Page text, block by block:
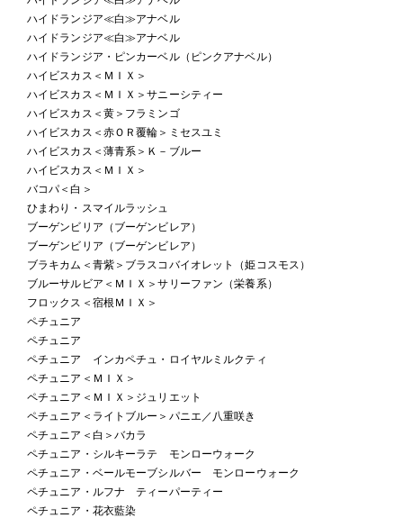
ハイドランジア≪白≫アナベル
ハイドランジア≪白≫アナベル
ハイドランジア・ピンカーベル（ピンクアナベル）
ハイビスカス＜ＭＩＸ＞
ハイビスカス＜ＭＩＸ＞サニーシティー
ハイビスカス＜黄＞フラミンゴ
ハイビスカス＜赤ＯＲ覆輪＞ミセスユミ
ハイビスカス＜薄青系＞Ｋ－ブルー
ハイビスカス＜ＭＩＸ＞
バコパ＜白＞
ひまわり・スマイルラッシュ
ブーゲンビリア（ブーゲンビレア）
ブーゲンビリア（ブーゲンビレア）
ブラキカム＜青紫＞ブラスコバイオレット（姫コスモス）
ブルーサルビア＜ＭＩＸ＞サリーファン（栄養系）
フロックス＜宿根ＭＩＸ＞
ペチュニア
ペチュニア
ペチュニア インカペチュ・ロイヤルミルクティ
ペチュニア＜ＭＩＸ＞
ペチュニア＜ＭＩＸ＞ジュリエット
ペチュニア＜ライトブルー＞パニエ／八重咲き
ペチュニア＜白＞バカラ
ペチュニア・シルキーラテ モンローウォーク
ペチュニア・ベールモーブシルバー モンローウォーク
ペチュニア・ルフナ ティーパーティー
ペチュニア・花衣藍染